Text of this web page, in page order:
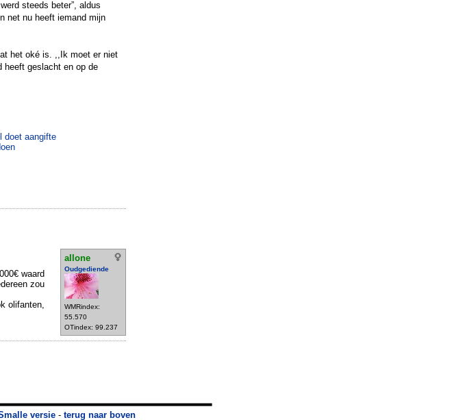
steeds beter”, aldus
net nu heeft iemand mijn
het oké is. ,,Ik moet er niet
heeft geslacht en op de
doet aangifte
allone
Oudgediende
WMRindex:
55.570
OTindex: 99.237
waard
zou
olifanten,
versie - terug naar boven